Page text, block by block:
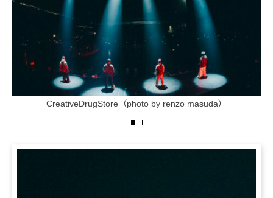
CreativeDrugStore（photo by renzo masuda）